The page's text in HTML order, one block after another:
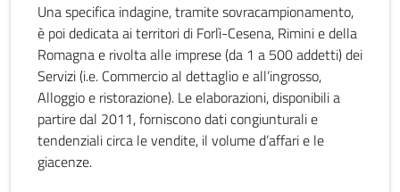
Una specifica indagine, tramite sovracampionamento,
è poi dedicata ai territori di Forlì-Cesena, Rimini e della
Romagna e rivolta alle imprese (da 1 a 500 addetti) dei
Servizi (i.e. Commercio al dettaglio e all’ingrosso,
Alloggio e ristorazione). Le elaborazioni, disponibili a
partire dal 2011, forniscono dati congiunturali e
tendenziali circa le vendite, il volume d’affari e le
giacenze.